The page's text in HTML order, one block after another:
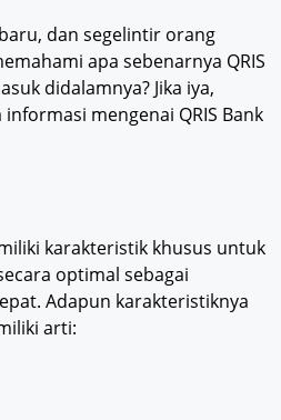
dan segelintir orang
apa sebenarnya QRIS
didalamnya? Jika iya,
mengenai QRIS Bank
karakteristik khusus untuk
optimal sebagai
Adapun karakteristiknya
arti: